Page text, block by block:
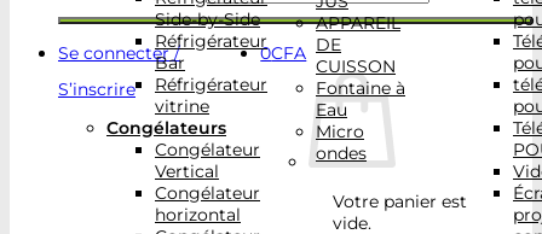
Se connecter /
S’inscrire
0CFA
Votre panier est
vide.
Side-by-Side
Réfrigérateur
Bar
Réfrigérateur
vitrine
Congélateurs
Congélateur
Vertical
Congélateur
horizontal
APPAREIL
DE
CUISSON
Fontaine à
Eau
Micro
ondes